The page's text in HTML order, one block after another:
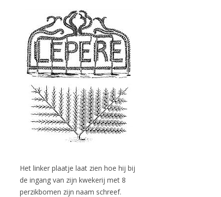
Het linker plaatje laat zien hoe hij bij
de ingang van zijn kwekerij met 8
perzikbomen zijn naam schreef.